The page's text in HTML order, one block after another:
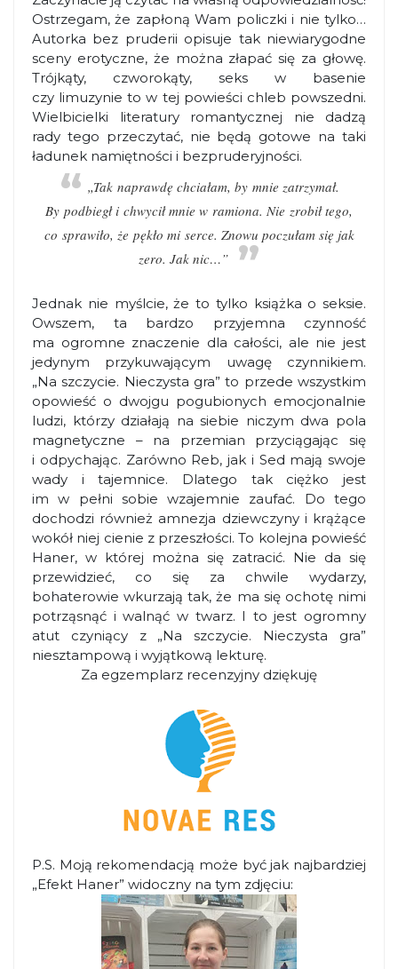
Ostrzegam, że zapłoną Wam policzki i nie tylko…
Autorka bez pruderii opisuje tak niewiarygodne
sceny erotyczne, że można złapać się za głowę.
Trójkąty, czworokąty, seks w basenie
czy limuzynie to w tej powieści chleb powszedni.
Wielbicielki literatury romantycznej nie dadzą
rady tego przeczytać, nie będą gotowe na taki
ładunek namiętności i bezpruderyjności.
„Tak naprawdę chciałam, by mnie zatrzymał.
By podbiegł i chwycił mnie w ramiona. Nie zrobił tego,
co sprawiło, że pękło mi serce. Znowu poczułam się jak
zero. Jak nic…”
Jednak nie myślcie, że to tylko książka o seksie.
Owszem, ta bardzo przyjemna czynność
ma ogromne znaczenie dla całości, ale nie jest
jedynym przykuwającym uwagę czynnikiem.
„Na szczycie. Nieczysta gra” to przede wszystkim
opowieść o dwojgu pogubionych emocjonalnie
ludzi, którzy działają na siebie niczym dwa pola
magnetyczne – na przemian przyciągając się
i odpychając. Zarówno Reb, jak i Sed mają swoje
wady i tajemnice. Dlatego tak ciężko jest
im w pełni sobie wzajemnie zaufać. Do tego
dochodzi również amnezja dziewczyny i krążące
wokół niej cienie z przeszłości. To kolejna powieść
Haner, w której można się zatracić. Nie da się
przewidzieć, co się za chwile wydarzy,
bohaterowie wkurzają tak, że ma się ochotę nimi
potrząsnąć i walnąć w twarz. I to jest ogromny
atut czyniący z „Na szczycie. Nieczysta gra”
niesztampową i wyjątkową lekturę.
Za egzemplarz recenzyjny dziękuję
P.S. Moją rekomendacją może być jak najbardziej
„Efekt Haner” widoczny na tym zdjęciu: